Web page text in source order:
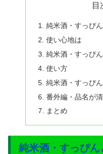
目
純米酒・すっぴ
使い心地は
純米酒・すっぴ
使い方
純米酒・すっぴ
番外編・品名が
まとめ
純米酒・すっぴん